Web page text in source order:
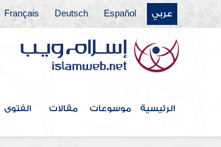
عربي Español
Deutsch
Français
الرئيسية موسوعات مقالات الفتوى
فهرس الكتاب